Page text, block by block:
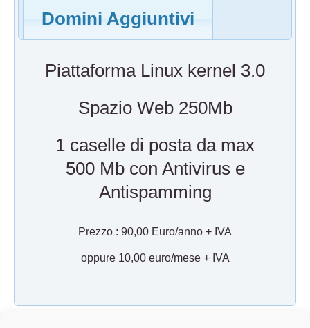
Domini Aggiuntivi
Piattaforma Linux kernel 3.0
Spazio Web 250Mb
1 caselle di posta da max
500 Mb con Antivirus e
Antispamming
Prezzo : 90,00 Euro/anno + IVA
oppure 10,00 euro/mese + IVA